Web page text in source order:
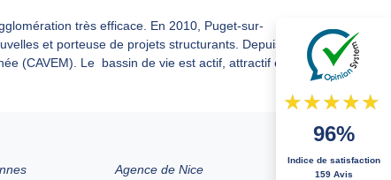
très efficace. En 2010, Puget-sur-
et porteuse de projets structurants. Depuis
(CAVEM). Le bassin de vie est actif, attractif et
Agence de Nice
96%
Indice de satisfaction
159 Avis